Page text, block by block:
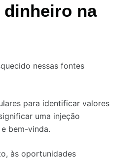
dinheiro na
nessas fontes
para identificar valores
uma injeção
bem-vinda.
às oportunidades